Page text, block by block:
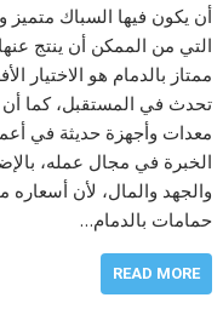
أن يكون فيها السباك
التي من الممكن أن ينتج
ممتاز بالدمام هو الاختيار
تحدث في المستقبل، كما
معدات وأجهزة حديثة في
الخبرة في مجال عمله،
والجهد والمال، لأن
حمامات بالدمام…
READ MORE